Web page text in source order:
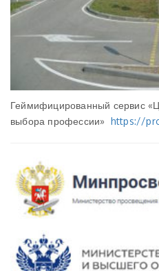
Геймифицированный сервис
выбора профессии» https://